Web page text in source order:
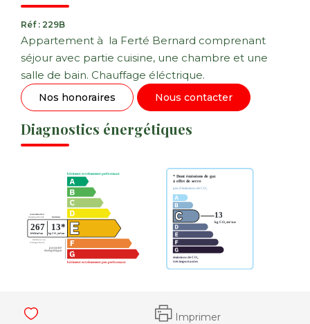
Réf : 229B
Appartement à la Ferté Bernard comprenant
séjour avec partie cuisine, une chambre et une
salle de bain. Chauffage éléctrique.
Nos honoraires Nous contacter
Diagnostics énergétiques
Imprimer